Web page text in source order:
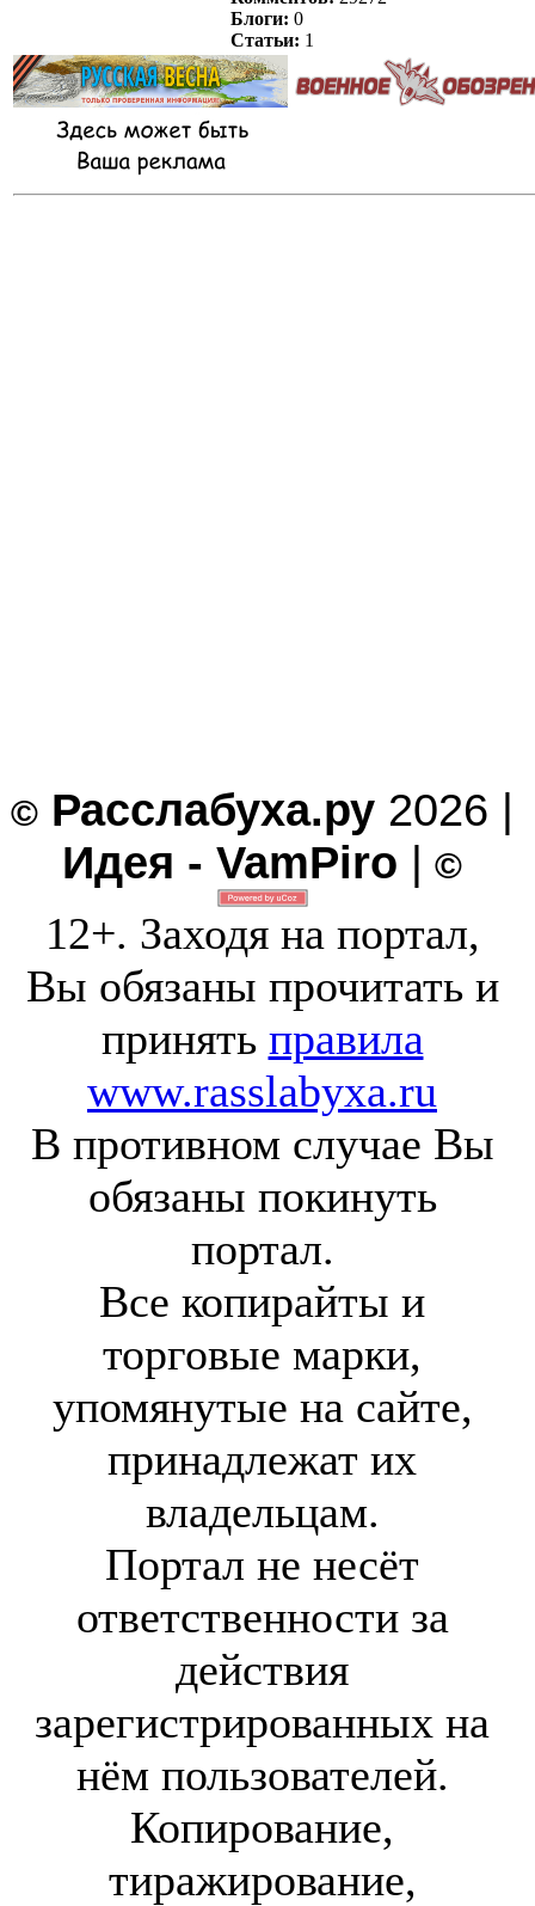
Блоги: 0
Статьи: 1
© Расслабуха.ру 2026 |
Идея - VamPiro | ©
12+. Заходя на портал,
Вы обязаны прочитать и
принять правила
www.rasslabyxa.ru
В противном случае Вы
обязаны покинуть
портал.
Все копирайты и
торговые марки,
упомянутые на сайте,
принадлежат их
владельцам.
Портал не несёт
ответственности за
действия
зарегистрированных на
нём пользователей.
Копирование,
тиражирование,